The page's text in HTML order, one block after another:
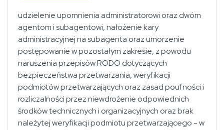
udzielenie upomnienia administratorowi oraz dwóm
agentom i subagentowi, nałożenie kary
administracyjnej na subagenta oraz umorzenie
postępowanie w pozostałym zakresie, z powodu
naruszenia przepisów RODO dotyczących
bezpieczeństwa przetwarzania, weryfikacji
podmiotów przetwarzających oraz zasad poufności i
rozliczalności przez niewdrożenie odpowiednich
środków technicznych i organizacyjnych oraz brak
należytej weryfikacji podmiotu przetwarzającego - w